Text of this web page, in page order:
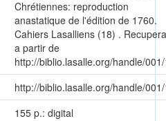
Chrétiennes: reproduction
anastatique de l'édition de 1760.
Cahiers Lasalliens (18) .
a partir de
http://biblio.lasalle.org/handle/
http://biblio.lasalle.org/handle/
155 p.: digital